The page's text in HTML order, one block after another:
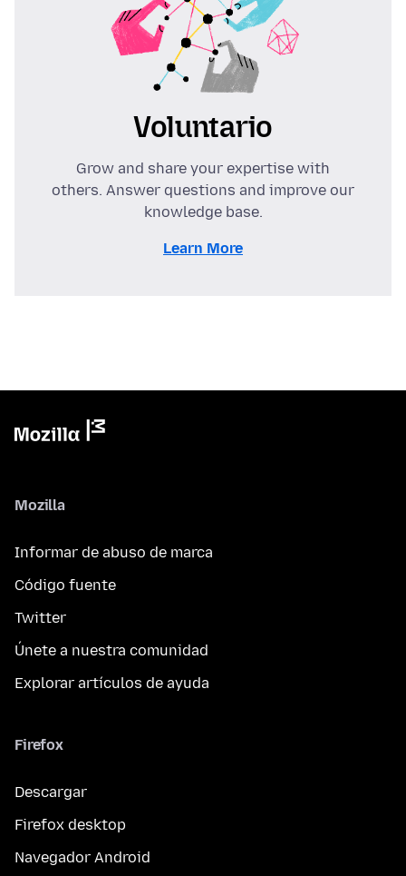
Voluntario
Grow and share your expertise with
others. Answer questions and improve our
knowledge base.
Learn More
Mozilla
Informar de abuso de marca
Código fuente
Twitter
Únete a nuestra comunidad
Explorar artículos de ayuda
Firefox
Descargar
Firefox desktop
Navegador Android